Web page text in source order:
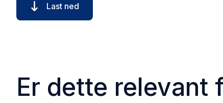
Last ned
Er dette relevant